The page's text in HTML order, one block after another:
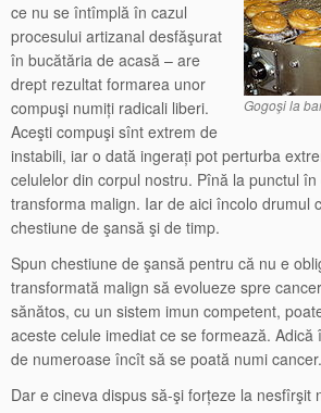
Gogoşi la
ce nu se întîmplă în cazul
procesului artizanal desfăşurat
în bucătăria de acasă – are
drept rezultat formarea unor
compuşi numiți radicali liberi.
Aceşti compuşi sînt extrem de
instabili, iar o dată ingerați pot perturba
celulelor din corpul nostru. Pînă la punctul
transforma malign. Iar de aici încolo drumul
chestiune de şansă şi de timp.
Spun chestiune de şansă pentru că nu e
transformată malign să evolueze spre
sănătos, cu un sistem imun competent,
aceste celule imediat ce se formează.
de numeroase încît să se poată numi cancer.
Dar e cineva dispus să-şi forțeze la nesfîrşit